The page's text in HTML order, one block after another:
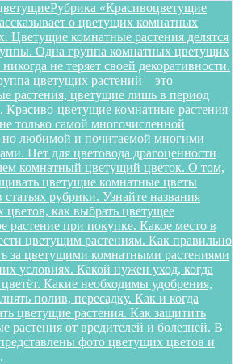
Рубрика «Красивоцветущие
о цветущих комнатных
Цветущие комнатные растения делятся
Одна группа комнатных цветущих
не теряет своей декоративности.
цветущих растений – это
растения, цветущие лишь в период
Красиво-цветущие комнатные растения
только самой многочисленной
но любимой и почитаемой многими
Нет для цветовода драгоценности
комнатный цветущий цветок. О том,
цветущие комнатные цветы
статьях рубрики. Узнайте названия
цветов, как выбрать цветущее
растение при покупке. Какое место в
цветущим растениям. Как правильно
за цветущими комнатными растениями
условиях. Какой нужен уход, когда
цветёт. Какие необходимы удобрения,
полив, пересадку. Как и когда
цветущие растения. Как защитить
растения от вредителей и болезней. В
фото цветущих цветов и